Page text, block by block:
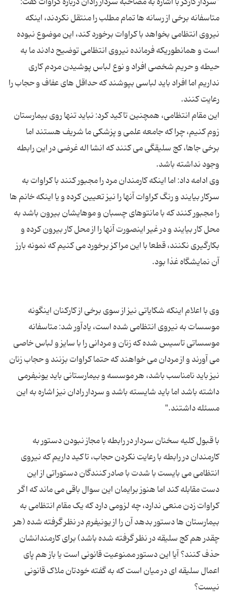
متاسفانه برخی از رسانه ها تمام مطلب را منتقل نکردند، اینكه
نیروی انتظامی بخواهد با کراوات برخورد کند، این موضوع نبوده
است و همانطوریكه فرمانده نیروی انتظامی توضیح دادند ما به
حیطه و حریم شخصی افراد و نوع لباس پوشیدن مردم کاری
نداریم اما افراد باید لباسی بپوشند که حداقل های عفاف و حجاب را
این مقام انتظامی، همچنین تاكید كرد: نباید تنها روی بیمارستان
زوم کنیم، چرا كه جامعه علمی و پزشکی ما شریف هستند اما
برخی جاها، کج سلیقگی می کنند که انشا اله غرضی در این رابطه
وی ادامه داد: اما اینکه کارمندان مرد را مجبور کنند با کراوات به
سرکار بیایند و رنگ کراوات آنها را نیز تعیین کرده و یا اینکه خانم ها
را مجبور كنند كه با مانتوهای چسبان و موهایشان بیرون باشد به
محل كار بیایند و در غیر اینصورت آنها را از محل كار بیرون كرده و
بكارگیری نكنند، قطعا با این مراكز برخورد می كنیم كه نمونه بارز
وی با اعلام اینكه شكایاتی نیز از سوی برخی از كاركنان اینگونه
موسسات به نیروی انتظامی شده است، یادآور شد: متاسفانه
موسساتی تاسیس شده كه زنان و مردانی را با سایز و لباس خاصی
می آورند و از مردان می خواهند كه حتما كراوات بزنند و حجاب زنان
نیز باید نامناسب باشد، هر موسسه و بیمارستانی باید یونیفرمی
داشته باشد اما باید شایسته باشد و سردار رادان نیز اشاره به این
با قبول کلیه سخنان سردار در رابطه با مجاز نبودن دستور به
کارمندان در رابطه با رعایت نکردن حجاب، تاکید داریم که نیروی
انتظامی می بایست با شدت با صادر کنندگان دستوراتی از این
دست مقابله کند اما هنوز برایمان این سوال باقی می ماند که اگر
کراوات زدن منعی ندارد، چه لزومی دارد که یک مقام انتظامی به
بیمارستان ها دستور بدهد آن را از یونیفرمِ در نظر گرفته شده (هر
چقدر هم کج سلیقه در نظر گرفته شده باشد) برای کارمندانشان
حذف کنند؟ آیا این دستور ممنوعیت قانونی است یا باز هم پای
اعمال سلیقه ای در میان است که به گفته خودتان ملاک قانونی